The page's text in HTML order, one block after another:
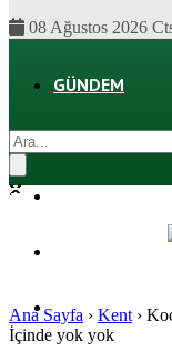
08 Ağustos 2026
GÜNDEM
SPOR
Ana Sayfa › Kent ›
İçinde yok yok